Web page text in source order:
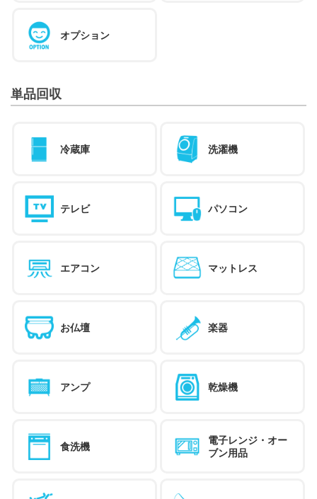
オプション
単品回収
冷蔵庫 洗濯機
テレビ パソコン
エアコン マットレス
お仏壇 楽器
アンプ 乾燥機
食洗機
電子レンジ・オー
ブン用品